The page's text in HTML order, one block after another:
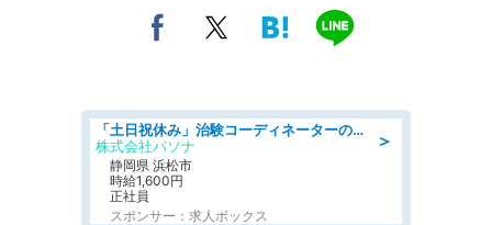
＞
「土日祝休み」治験コーディネーターのお仕事/未経験OK
株式会社パソナ
静岡県 浜松市
時給1,600円
正社員
スポンサー：求人ボックス